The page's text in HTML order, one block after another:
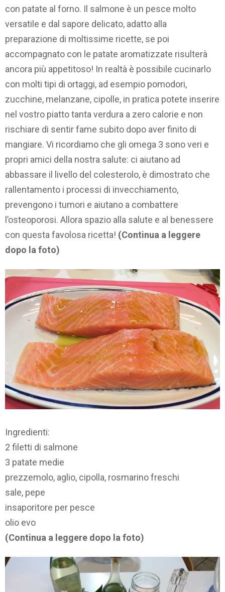
con patate al forno. Il salmone è un pesce molto
versatile e dal sapore delicato, adatto alla
preparazione di moltissime ricette, se poi
accompagnato con le patate aromatizzate risulterà
ancora più appetitoso! In realtà è possibile cucinarlo
con molti tipi di ortaggi, ad esempio pomodori,
zucchine, melanzane, cipolle, in pratica potete inserire
nel vostro piatto tanta verdura a zero calorie e non
rischiare di sentir fame subito dopo aver finito di
mangiare. Vi ricordiamo che gli omega 3 sono veri e
propri amici della nostra salute: ci aiutano ad
abbassare il livello del colesterolo, è dimostrato che
rallentamento i processi di invecchiamento,
prevengono i tumori e aiutano a combattere
l’osteoporosi. Allora spazio alla salute e al benessere
con questa favolosa ricetta! (Continua a leggere
dopo la foto)
Ingredienti:
2 filetti di salmone
3 patate medie
prezzemolo, aglio, cipolla, rosmarino freschi
sale, pepe
insaporitore per pesce
olio evo
(Continua a leggere dopo la foto)